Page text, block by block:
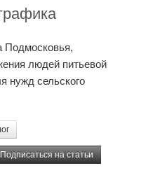
Подмосковья,
людей питьевой
нужд сельского
на статьи